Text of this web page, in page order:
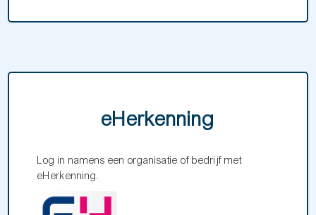
eHerkenning
Log in namens een organisatie of bedrijf met
eHerkenning.